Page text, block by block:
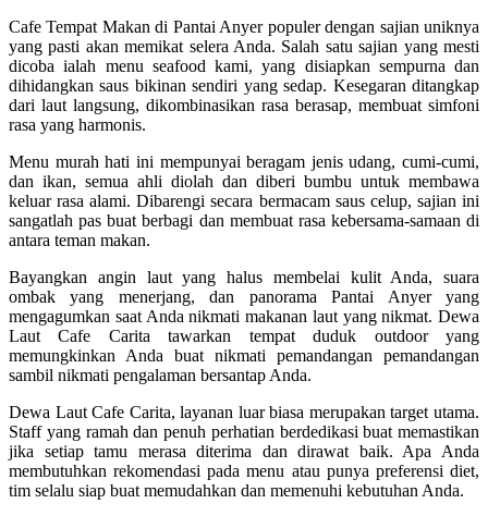
Cafe Tempat Makan di Pantai Anyer populer dengan sajian uniknya
yang pasti akan memikat selera Anda. Salah satu sajian yang mesti
dicoba ialah menu seafood kami, yang disiapkan sempurna dan
dihidangkan saus bikinan sendiri yang sedap. Kesegaran ditangkap
dari laut langsung, dikombinasikan rasa berasap, membuat simfoni
rasa yang harmonis.
Menu murah hati ini mempunyai beragam jenis udang, cumi-cumi,
dan ikan, semua ahli diolah dan diberi bumbu untuk membawa
keluar rasa alami. Dibarengi secara bermacam saus celup, sajian ini
sangatlah pas buat berbagi dan membuat rasa kebersama-samaan di
antara teman makan.
Bayangkan angin laut yang halus membelai kulit Anda, suara
ombak yang menerjang, dan panorama Pantai Anyer yang
mengagumkan saat Anda nikmati makanan laut yang nikmat. Dewa
Laut Cafe Carita tawarkan tempat duduk outdoor yang
memungkinkan Anda buat nikmati pemandangan pemandangan
sambil nikmati pengalaman bersantap Anda.
Dewa Laut Cafe Carita, layanan luar biasa merupakan target utama.
Staff yang ramah dan penuh perhatian berdedikasi buat memastikan
jika setiap tamu merasa diterima dan dirawat baik. Apa Anda
membutuhkan rekomendasi pada menu atau punya preferensi diet,
tim selalu siap buat memudahkan dan memenuhi kebutuhan Anda.